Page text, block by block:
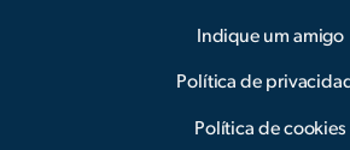
Indique um amigo
Política de
Política de cookies